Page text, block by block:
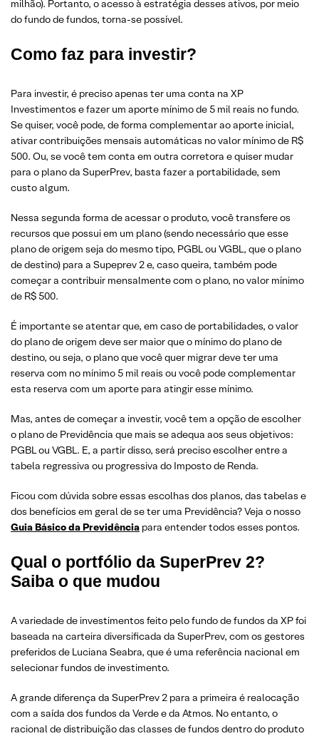
milhão). Portanto, o acesso à estratégia desses ativos, por meio
do fundo de fundos, torna-se possível.
Como faz para investir?
Para investir, é preciso apenas ter uma conta na XP
Investimentos e fazer um aporte mínimo de 5 mil reais no fundo.
Se quiser, você pode, de forma complementar ao aporte inicial,
ativar contribuições mensais automáticas no valor mínimo de R$
500. Ou, se você tem conta em outra corretora e quiser mudar
para o plano da SuperPrev, basta fazer a portabilidade, sem
custo algum.
Nessa segunda forma de acessar o produto, você transfere os
recursos que possui em um plano (sendo necessário que esse
plano de origem seja do mesmo tipo, PGBL ou VGBL, que o plano
de destino) para a Supeprev 2 e, caso queira, também pode
começar a contribuir mensalmente com o plano, no valor mínimo
de R$ 500.
É importante se atentar que, em caso de portabilidades, o valor
do plano de origem deve ser maior que o mínimo do plano de
destino, ou seja, o plano que você quer migrar deve ter uma
reserva com no mínimo 5 mil reais ou você pode complementar
esta reserva com um aporte para atingir esse mínimo.
Mas, antes de começar a investir, você tem a opção de escolher
o plano de Previdência que mais se adequa aos seus objetivos:
PGBL ou VGBL. E, a partir disso, será preciso escolher entre a
tabela regressiva ou progressiva do Imposto de Renda.
Ficou com dúvida sobre essas escolhas dos planos, das tabelas e
dos benefícios em geral de se ter uma Previdência? Veja o nosso
Guia Básico da Previdência para entender todos esses pontos.
Qual o portfólio da SuperPrev 2?
Saiba o que mudou
A variedade de investimentos feito pelo fundo de fundos da XP foi
baseada na carteira diversificada da SuperPrev, com os gestores
preferidos de Luciana Seabra, que é uma referência nacional em
selecionar fundos de investimento.
A grande diferença da SuperPrev 2 para a primeira é realocação
com a saída dos fundos da Verde e da Atmos. No entanto, o
racional de distribuição das classes de fundos dentro do produto